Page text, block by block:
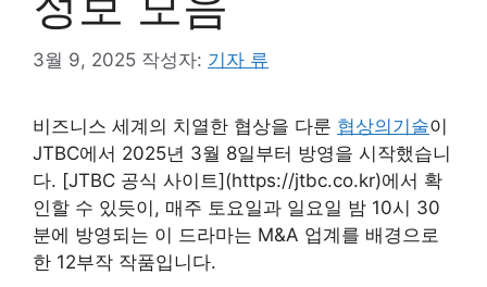
3월 9, 2025 작성자: 기자 류
비즈니스 세계의 치열한 협상을 다룬 협상의기술이
JTBC에서 2025년 3월 8일부터 방영을 시작했습니
다. [JTBC 공식 사이트](https://jtbc.co.kr)에서 확
인할 수 있듯이, 매주 토요일과 일요일 밤 10시 30
분에 방영되는 이 드라마는 M&A 업계를 배경으로
한 12부작 작품입니다.